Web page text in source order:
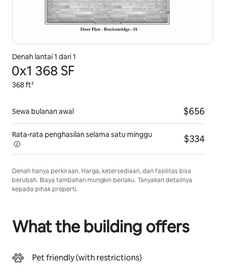
Denah lantai 1 dari 1
0x1 368 SF
368 ft²
Sewa bulanan awal $656
Rata-rata penghasilan selama satu minggu $334
Denah hanya perkiraan. Harga, ketersediaan, dan fasilitas bisa
berubah. Biaya tambahan mungkin berlaku. Tanyakan detailnya
kepada pihak properti.
What the building offers
Pet friendly (with restrictions)